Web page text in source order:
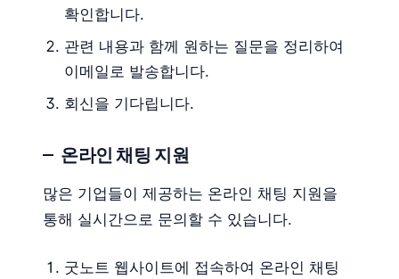
확인합니다.
관련 내용과 함께 원하는 질문을 정리하여
이메일로 발송합니다.
회신을 기다립니다.
온라인 채팅 지원
많은 기업들이 제공하는 온라인 채팅 지원을
통해 실시간으로 문의할 수 있습니다.
굿노트 웹사이트에 접속하여 온라인 채팅